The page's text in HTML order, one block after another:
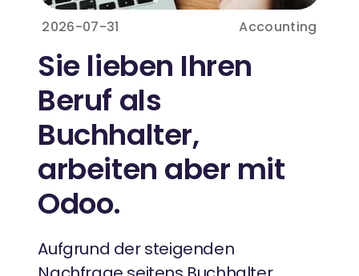
2026-07-31 Accounting
Sie lieben Ihren
Beruf als
Buchhalter,
arbeiten aber mit
Odoo.
Aufgrund der steigenden